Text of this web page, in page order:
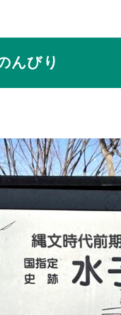
んびり